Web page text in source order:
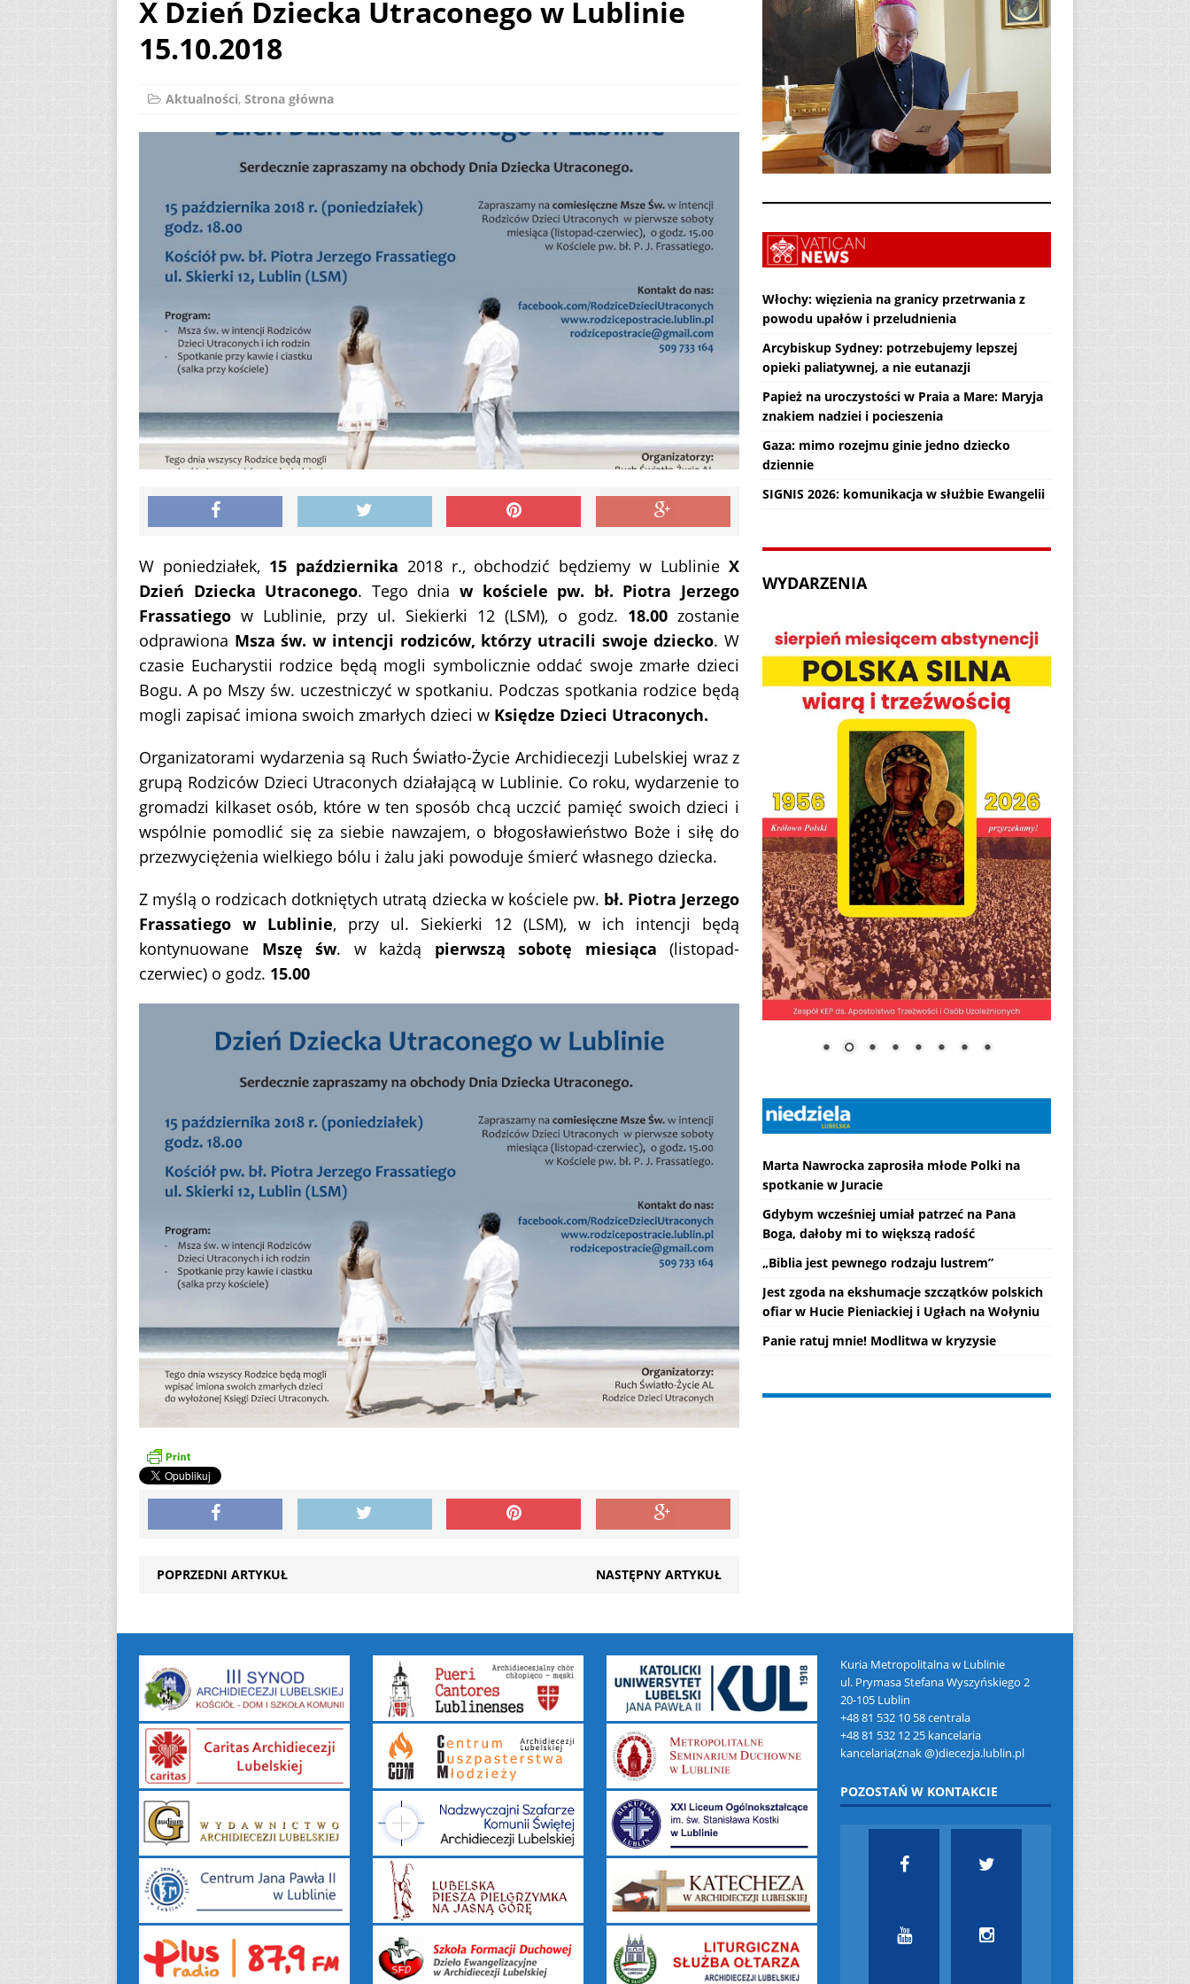
Lato z Rafaelem – największe przeboje Rafael Film i
X Dzień Dziecka Utraconego w Lublinie
15.10.2018
Aktualności, Strona główna
W poniedziałek, 15 października 2018 r., obchodzić będziemy w LublinieX
Dzień Dziecka Utraconego. Tego dniaw kościele pw. bł. Piotra Jerzego
Frassatiego w Lublinie, przy ul. Siekierki 12 (LSM), o godz. 18.00zostanie
odprawiona Msza św. w intencji rodziców, którzy utracili swoje dziecko. W
czasie Eucharystii rodzice będą mogli symbolicznie oddać swoje zmarłe dzieci
Bogu. A po Mszy św. uczestniczyć w spotkaniu. Podczas spotkania rodzice będą
mogli zapisać imiona swoich zmarłych dzieci w Księdze Dzieci Utraconych.
Organizatorami wydarzenia są Ruch Światło-Życie Archidiecezji Lubelskiej wraz z
grupą Rodziców Dzieci Utraconych działającą w Lublinie. Co roku, wydarzenie to
gromadzi kilkaset osób, które w ten sposób chcą uczcić pamięć swoich dzieci i
wspólnie pomodlić się za siebie nawzajem, o błogosławieństwo Boże i siłę do
przezwyciężenia wielkiego bólu i żalu jaki powoduje śmierć własnego dziecka.
Z myślą o rodzicach dotkniętych utratą dziecka w kościele pw. bł. Piotra Jerzego
Frassatiego w Lublinie, przy ul. Siekierki 12 (LSM), w ich intencji będą
kontynuowane Mszę św. w każdą pierwszą sobotę miesiąca (listopad-
czerwiec) o godz. 15.00
POPRZEDNI ARTYKUŁ NASTĘPNY ARTYKUŁ
Włochy: więzienia na granicy przetrwania z
powodu upałów i przeludnienia
Arcybiskup Sydney: potrzebujemy lepszej
opieki paliatywnej, a nie eutanazji
Papież na uroczystości w Praia a Mare: Maryja
znakiem nadziei i pocieszenia
Gaza: mimo rozejmu ginie jedno dziecko
dziennie
SIGNIS 2026: komunikacja w służbie Ewangelii
WYDARZENIA
Marta Nawrocka zaprosiła młode Polki na
spotkanie w Juracie
Gdybym wcześniej umiał patrzeć na Pana
Boga, dałoby mi to większą radość
„Biblia jest pewnego rodzaju lustrem”
Jest zgoda na ekshumacje szczątków polskich
ofiar w Hucie Pieniackiej i Ugłach na Wołyniu
Panie ratuj mnie! Modlitwa w kryzysie
Kuria Metropolitalna w Lublinie
ul. Prymasa Stefana Wyszyńskiego 2
20-105 Lublin
+48 81 532 10 58 centrala
+48 81 532 12 25 kancelaria
kancelaria(znak @)diecezja.lublin.pl
POZOSTAŃ W KONTAKCIE